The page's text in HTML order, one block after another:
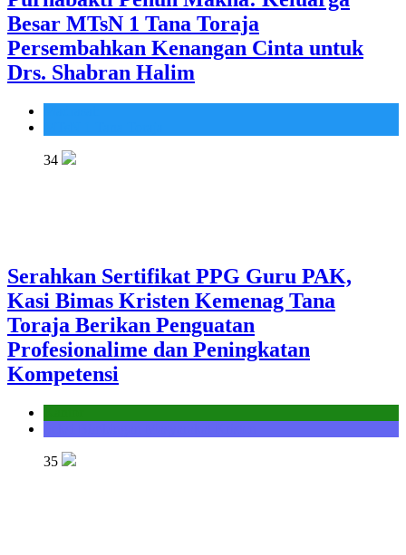
Besar MTsN 1 Tana Toraja
Persembahkan Kenangan Cinta untuk
Drs. Shabran Halim
34
Serahkan Sertifikat PPG Guru PAK,
Kasi Bimas Kristen Kemenag Tana
Toraja Berikan Penguatan
Profesionalime dan Peningkatan
Kompetensi
35